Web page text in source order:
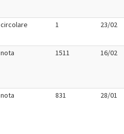
circolare 1 23/02
nota 1511 16/02
nota 831 28/01